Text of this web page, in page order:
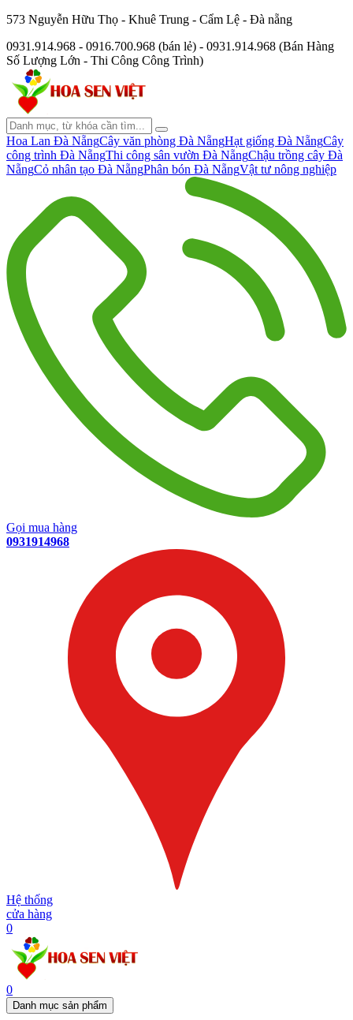
573 Nguyễn Hữu Thọ - Khuê Trung - Cẩm Lệ - Đà nẵng
0931.914.968 - 0916.700.968 (bán lẻ) - 0931.914.968 (Bán Hàng
Số Lượng Lớn - Thi Công Công Trình)
Hoa Lan Đà NẵngCây văn phòng Đà NẵngHạt giống Đà NẵngCây
công trình Đà NẵngThi công sân vườn Đà NẵngChậu trồng cây Đà
NẵngCỏ nhân tạo Đà NẵngPhân bón Đà NẵngVật tư nông nghiệp
Gọi mua hàng
0931914968
Hệ thống
cửa hàng
0
0
Danh mục sản phẩm